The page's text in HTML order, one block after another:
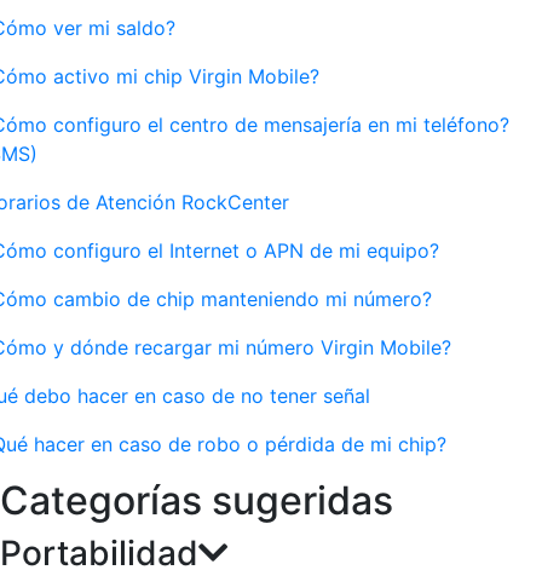
ver mi saldo?
activo mi chip Virgin Mobile?
configuro el centro de mensajería en mi teléfono?
de Atención RockCenter
configuro el Internet o APN de mi equipo?
cambio de chip manteniendo mi número?
y dónde recargar mi número Virgin Mobile?
debo hacer en caso de no tener señal
hacer en caso de robo o pérdida de mi chip?
Categorías sugeridas
Portabilidad